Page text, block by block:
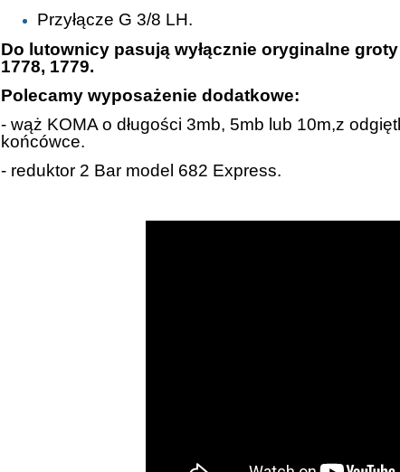
Przyłącze G 3/8 LH.
Do lutownicy pasują wyłącznie oryginalne
1778, 1779.
Polecamy wyposażenie dodatkowe:
- wąż KOMA o długości 3mb, 5mb lub 10m,z
końcówce.
- reduktor 2 Bar model 682 Express.